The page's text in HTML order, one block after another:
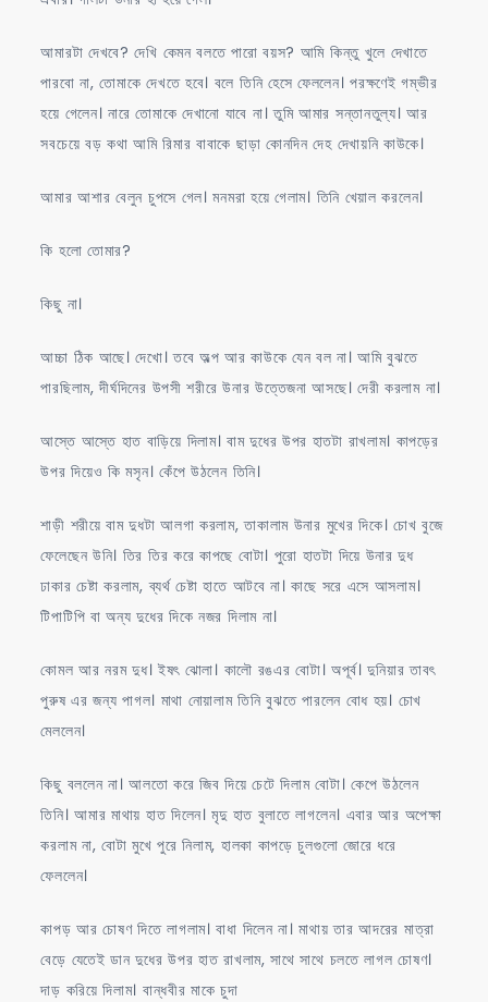
আমারটা দেখবে? দেখি কেমন বলতে পারো বয়স? আমি কিন্তু খুলে দেখাতে
পারবো না, তোমাকে দেখতে হবে। বলে তিনি হেসে ফেললেন। পরক্ষণেই গম্ভীর
হয়ে গেলেন। নারে তোমাকে দেখানো যাবে না। তুমি আমার সন্তানতুল্য। আর
সবচেয়ে বড় কথা আমি রিমার বাবাকে ছাড়া কোনদিন দেহ দেখায়নি কাউকে।
আমার আশার বেলুন চুপসে গেল। মনমরা হয়ে গেলাম। তিনি খেয়াল করলেন।
কি হলো তোমার?
কিছু না।
আচ্চা ঠিক আছে। দেখো। তবে অল্প আর কাউকে যেন বল না। আমি বুঝতে
পারছিলাম, দীর্ঘদিনের উপসী শরীরে উনার উত্তেজনা আসছে। দেরী করলাম না।
আস্তে আস্তে হাত বাড়িয়ে দিলাম। বাম দুধের উপর হাতটা রাখলাম। কাপড়ের
উপর দিয়েও কি মসৃন। কেঁপে উঠলেন তিনি।
শাড়ী শরীয়ে বাম দুধটা আলগা করলাম, তাকালাম উনার মুখের দিকে। চোখ বুজে
ফেলেছেন উনি। তির তির করে কাপছে বোটা। পুরো হাতটা দিয়ে উনার দুধ
ঢাকার চেষ্টা করলাম, ব্যর্থ চেষ্টা হাতে আটবে না। কাছে সরে এসে আসলাম।
টিপাটিপি বা অন্য দুধের দিকে নজর দিলাম না।
কোমল আর নরম দুধ। ইষৎ ঝোলা। কালৌ রঙএর বোটা। অপূর্ব। দুনিয়ার তাবৎ
পুরুষ এর জন্য পাগল। মাথা নোয়ালাম তিনি বুঝতে পারলেন বোধ হয়। চোখ
মেললেন।
কিছু বললেন না। আলতো করে জিব দিয়ে চেটে দিলাম বোটা। কেপে উঠলেন
তিনি। আমার মাথায় হাত দিলেন। মৃদু হাত বুলাতে লাগলেন। এবার আর অপেক্ষা
করলাম না, বোটা মুখে পুরে নিলাম, হালকা কাপড়ে চুলগুলো জোরে ধরে
ফেললেন।
কাপড় আর চোষণ দিতে লাগলাম। বাধা দিলেন না। মাথায় তার আদরের মাত্রা
বেড়ে যেতেই ডান দুধের উপর হাত রাখলাম, সাথে সাথে চলতে লাগল চোষণ।
দাড় করিয়ে দিলাম। বান্ধবীর মাকে চুদা